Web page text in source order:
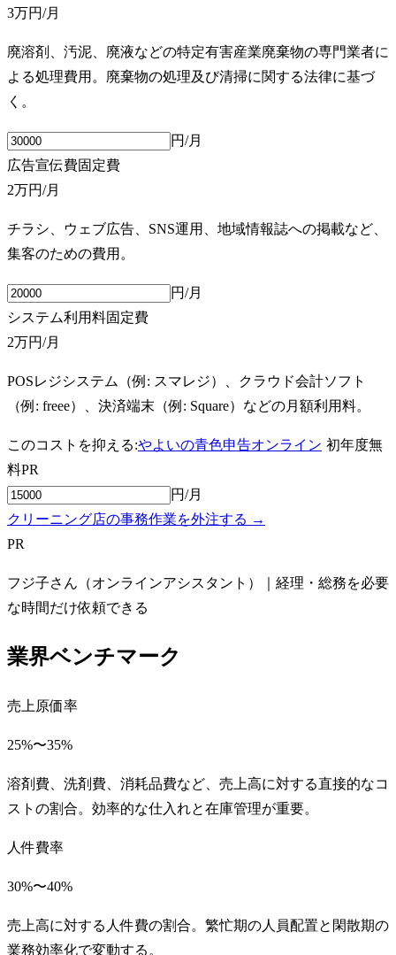
3万円/月
廃溶剤、汚泥、廃液などの特定有害産業廃棄物の専門業者に
よる処理費用。廃棄物の処理及び清掃に関する法律に基づ
く。
円/月
広告宣伝費固定費
2万円/月
チラシ、ウェブ広告、SNS運用、地域情報誌への掲載など、
集客のための費用。
円/月
システム利用料固定費
2万円/月
POSレジシステム（例: スマレジ）、クラウド会計ソフト
（例: freee）、決済端末（例: Square）などの月額利用料。
このコストを抑える:やよいの青色申告オンライン 初年度無
料PR
円/月
クリーニング店の事務作業を外注する →
PR
フジ子さん（オンラインアシスタント）｜経理・総務を必要
な時間だけ依頼できる
業界ベンチマーク
売上原価率
25%〜35%
溶剤費、洗剤費、消耗品費など、売上高に対する直接的なコ
ストの割合。効率的な仕入れと在庫管理が重要。
人件費率
30%〜40%
売上高に対する人件費の割合。繁忙期の人員配置と閑散期の
業務効率化で変動する。